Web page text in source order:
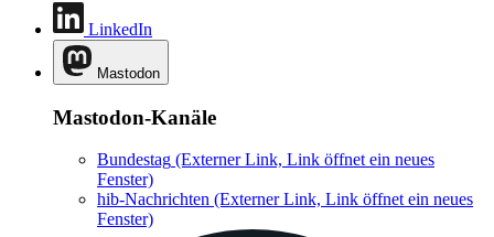
LinkedIn
Mastodon
Mastodon-Kanäle
Bundestag (Externer Link, Link öffnet ein neues
Fenster)
hib-Nachrichten (Externer Link, Link öffnet ein neues
Fenster)